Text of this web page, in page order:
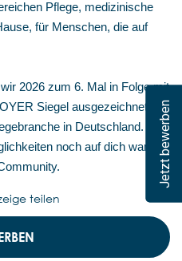
Jetzt bewerben
Pflege, medizinische
für Menschen, die auf
2026 zum 6. Mal in Folge mit
Siegel ausgezeichnet –
in Deutschland.
noch auf dich warten,
teilen